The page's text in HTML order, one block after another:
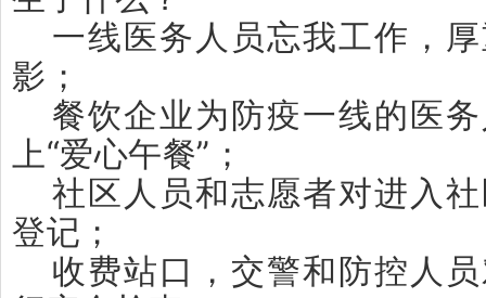
一线医务人员忘我工作，
影；
餐饮企业为防疫一线的医
上“爱心午餐”；
社区人员和志愿者对进入
登记；
收费站口，交警和防控人